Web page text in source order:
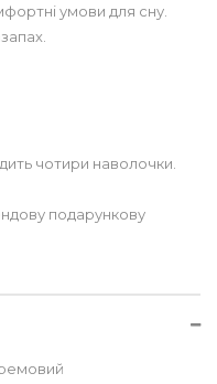
умови для сну.
чотири наволочки.
подарункову